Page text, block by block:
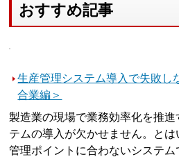
おすすめ記事
生産管理システム導入で失敗し
合業編＞
製造業の現場で業務効率化を推
テムの導入が欠かせません。と
管理ポイントに合わないシステ